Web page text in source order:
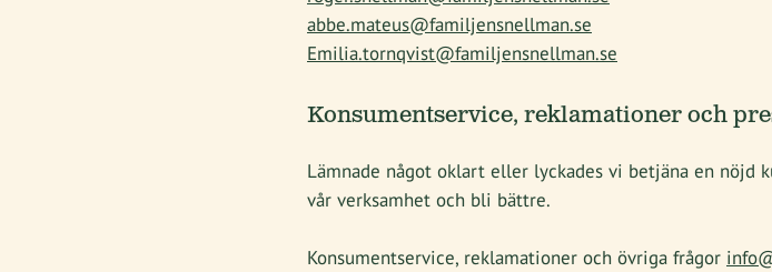
abbe.mateus@familjensnellman.se
Emilia.tornqvist@familjensnellman.se
Konsumentservice, reklamationer och
Lämnade något oklart eller lyckades vi betjäna en nöjd
vår verksamhet och bli bättre.
Konsumentservice, reklamationer och övriga frågor